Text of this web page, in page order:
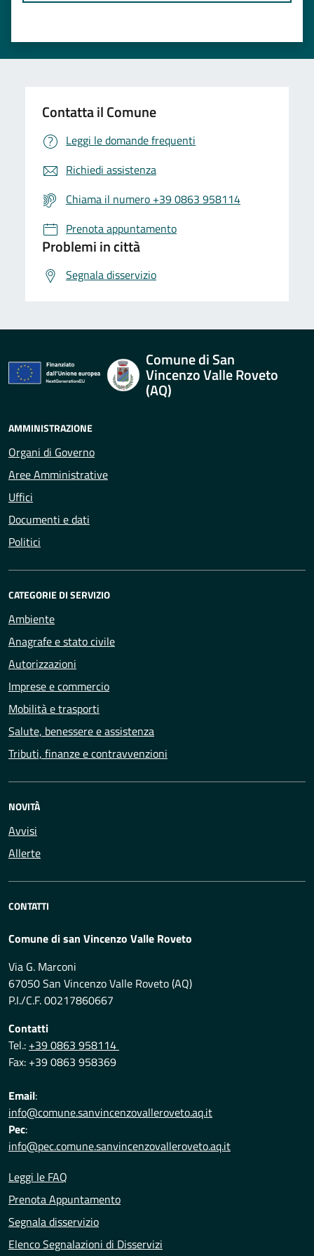
Contatta il Comune
Leggi le domande frequenti
Richiedi assistenza
Chiama il numero +39 0863 958114
Prenota appuntamento
Problemi in città
Segnala disservizio
Comune di San
Vincenzo Valle Roveto
(AQ)
AMMINISTRAZIONE
Organi di Governo
Aree Amministrative
Uffici
Documenti e dati
Politici
CATEGORIE DI SERVIZIO
Ambiente
Anagrafe e stato civile
Autorizzazioni
Imprese e commercio
Mobilità e trasporti
Salute, benessere e assistenza
Tributi, finanze e contravvenzioni
NOVITÀ
Avvisi
Allerte
CONTATTI
Comune di san Vincenzo Valle Roveto
Via G. Marconi
67050 San Vincenzo Valle Roveto (AQ)
P.I./C.F. 00217860667
Contatti
Tel.: +39 0863 958114
Fax: +39 0863 958369
Email:
info@comune.sanvincenzovalleroveto.aq.it
Pec:
info@pec.comune.sanvincenzovalleroveto.aq.it
Leggi le FAQ
Prenota Appuntamento
Segnala disservizio
Elenco Segnalazioni di Disservizi